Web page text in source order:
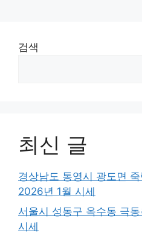
검색
최신 글
경상남도 통영시 광도면
2026년 1월 시세
서울시 성동구 옥수동 극
시세